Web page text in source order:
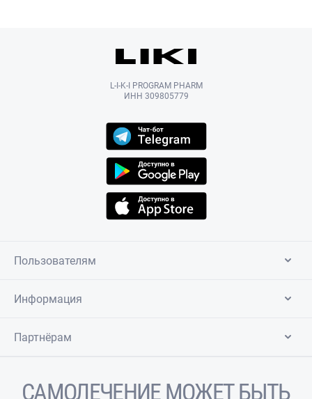
L-I-K-I PROGRAM PHARM
ИНН 309805779
Пользователям
Информация
Партнёрам
САМОЛЕЧЕНИЕ МОЖЕТ БЫТЬ